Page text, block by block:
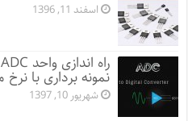
اسفند 11, 1396
نمونه برداری با
شهریور 10, 1397